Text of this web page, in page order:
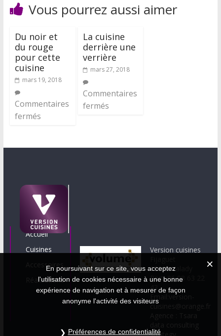
Vous pourrez aussi aimer
Du noir et
du rouge
pour cette
cuisine
mars 19, 2018
Commentaires
fermés
La cuisine
derrière une
verrière
mars 27, 2018
Commentaires
fermés
Accueil
Cuisines
Accessoires
Réalisations
Version cuisines
12330 Valady
Port. 06 08 63 22
43
Email:version-
cuisines@orange.fr
En poursuivant sur ce site, vous acceptez
l'utilisation de cookies nécessaire à une bonne
expérience de navigation et à mesurer de façon
anonyme l'activité des visiteurs
Préférences de confidentialité